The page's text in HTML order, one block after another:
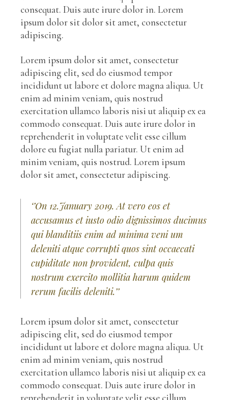
consequat. Duis aute irure dolor in. Lorem
ipsum dolor sit dolor sit amet, consectetur
adipiscing.
Lorem ipsum dolor sit amet, consectetur
adipiscing elit, sed do eiusmod tempor
incididunt ut labore et dolore magna aliqua. Ut
enim ad minim veniam, quis nostrud
exercitation ullamco laboris nisi ut aliquip ex ea
commodo consequat. Duis aute irure dolor in
reprehenderit in voluptate velit esse cillum
dolore eu fugiat nulla pariatur. Ut enim ad
minim veniam, quis nostrud. Lorem ipsum
dolor sit amet, consectetur adipiscing.
‘’On 12.January 2019. At vero eos et
accusamus et iusto odio dignissimos ducimus
qui blanditiis enim ad minima veni um
deleniti atque corrupti quos sint occaecati
cupiditate non provident, culpa quis
nostrum exercito mollitia harum quidem
rerum facilis deleniti.’’
Lorem ipsum dolor sit amet, consectetur
adipiscing elit, sed do eiusmod tempor
incididunt ut labore et dolore magna aliqua. Ut
enim ad minim veniam, quis nostrud
exercitation ullamco laboris nisi ut aliquip ex ea
commodo consequat. Duis aute irure dolor in
reprehenderit in voluptate velit esse cillum